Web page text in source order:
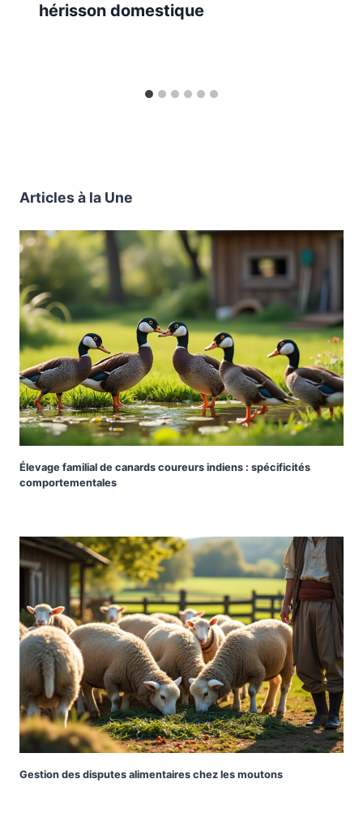
hérisson domestique
Articles à la Une
Élevage familial de canards coureurs indiens : spécificités
comportementales
Gestion des disputes alimentaires chez les moutons